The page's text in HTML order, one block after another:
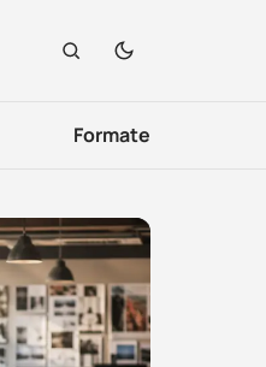
Formate